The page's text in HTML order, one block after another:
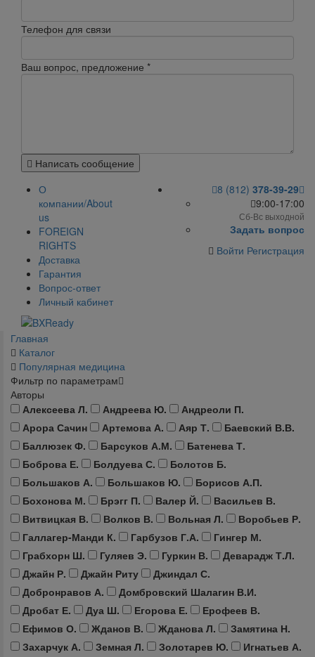
Телефон для связи
Ваш вопрос, предложение *
Написать сообщение
О
компании/About
us
FOREIGN
RIGHTS
Доставка
Гарантия
Вопрос-ответ
Личный кабинет
8 (812) 378-39-29
9:00-17:00
Сб-Вс выходной
Задать вопрос
Войти Регистрация
Главная
Каталог
Популярная медицина
Фильтр по параметрам
Авторы
Алексеева Л.
Андреева Ю.
Андреоли П.
Арора Сачин
Артемова А. Аяр Т.
Баевский В.В.
Баллюзек Ф.
Барсуков А.М.
Батенева Т.
Боброва Е.
Болдуева С.
Болотов Б.
Большаков А.
Большаков Ю.
Борисов А.П.
Бохонова М.
Брэгг П. Валер Й.
Васильев В.
Витвицкая В.
Волков В. Вольная Л.
Воробьев Р.
Галлагер-Манди К.
Гарбузов Г.А.
Гингер М.
Грабхорн Ш.
Гуляев Э. Гуркин В.
Деварадж Т.Л.
Джайн Р.
Джайн Риту
Джиндал С.
Добронравов А.
Домбровский Шалагин В.И.
Дробат Е.
Дуа Ш. Егорова Е.
Ерофеев В.
Ефимов О.
Жданов В. Жданова Л.
Замятина Н.
Захарчук А.
Земная Л. Золотарев Ю. Игнатьев А.